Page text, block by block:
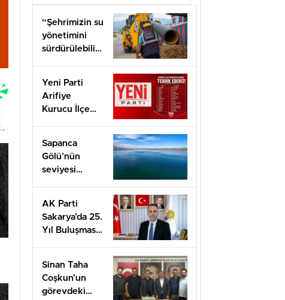
“Şehrimizin su
yönetimini
sürdürülebilir
çalışıyoruz”
Yeni Parti
Arifiye
Kurucu İlçe
Sapanca
Gölü’nün
seviyesi
üzerinde
AK Parti
Sakarya’da 25.
Yıl Buluşması
Sinan Taha
Coşkun’un
görevdeki